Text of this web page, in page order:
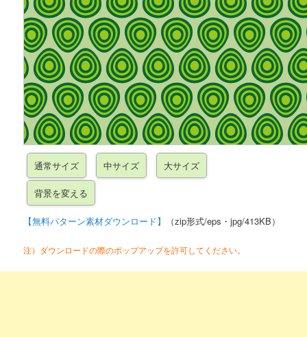
【無料パターン素材ダウンロード】 （zip形式/eps・jpg/413KB）
注）ダウンロードの際のポップアップを許可してください。